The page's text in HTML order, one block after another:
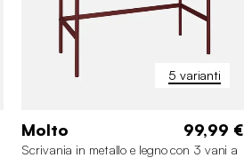
5 varianti
Molto 99,99 €
Scrivania in metallo e legno con 3 vani a